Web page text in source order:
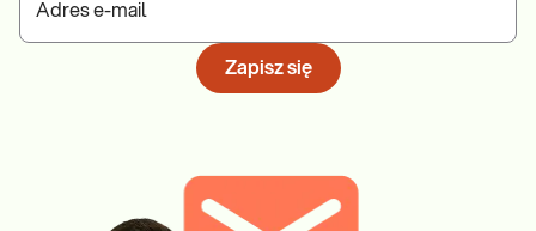
Adres e-mail
Zapisz się